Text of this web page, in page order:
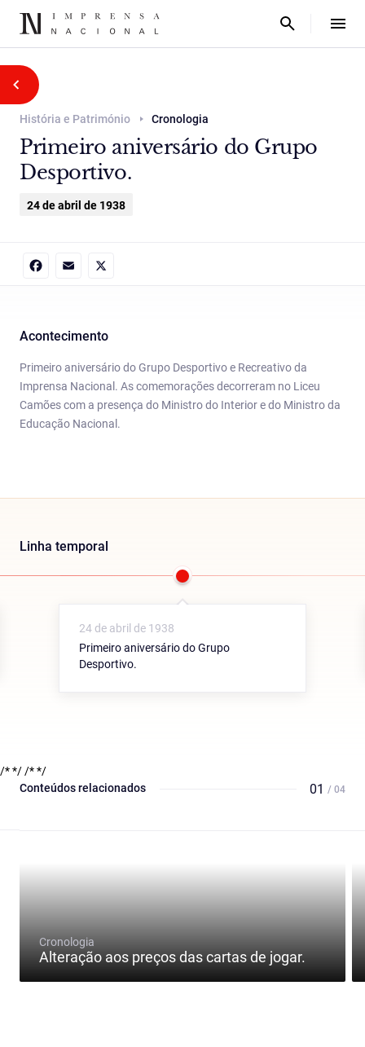
História e Património Cronologia
Primeiro aniversário do Grupo
Desportivo.
24 de abril de 1938
Acontecimento
Primeiro aniversário do Grupo Desportivo e Recreativo da
Imprensa Nacional. As comemorações decorreram no Liceu
Camões com a presença do Ministro do Interior e do Ministro da
Educação Nacional.
Linha temporal
24 de abril de 1938
Primeiro aniversário do Grupo
Desportivo.
/* *//* */
Conteúdos relacionados
01 / 04
Cronologia
Alteração aos preços das cartas de jogar.